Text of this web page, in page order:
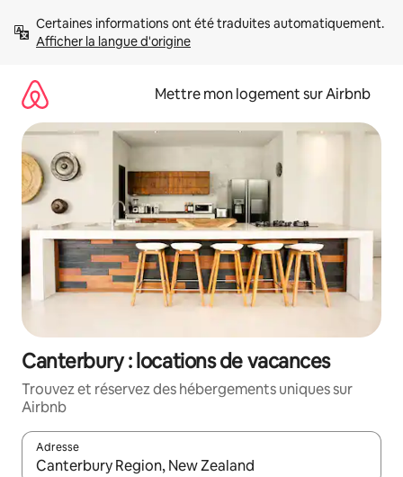
directement
Afficher la langue d'origine
Mettre mon logement sur Airbnb
Canterbury : locations de vacances
Trouvez et réservez des hébergements uniques sur
Airbnb
Adresse
Lorsque les résultats s'affichent, utilisez les flèches vers le